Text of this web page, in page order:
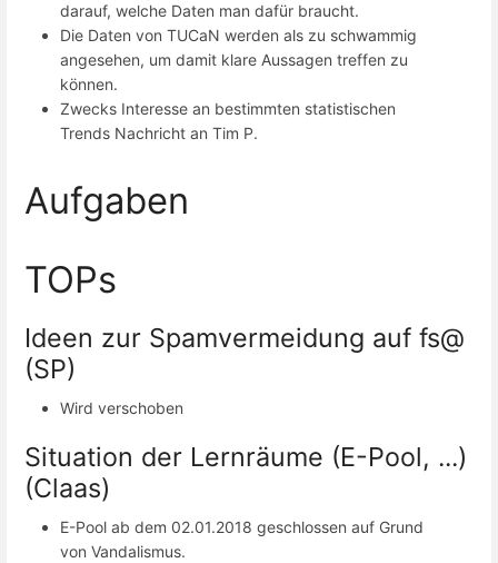
darauf, welche Daten man dafür braucht.
Die Daten von TUCaN werden als zu schwammig
angesehen, um damit klare Aussagen treffen zu
können.
Zwecks Interesse an bestimmten statistischen
Trends Nachricht an Tim P.
Aufgaben
TOPs
Ideen zur Spamvermeidung auf fs@
(SP)
Wird verschoben
Situation der Lernräume (E-Pool, ...)
(Claas)
E-Pool ab dem 02.01.2018 geschlossen auf Grund
von Vandalismus.